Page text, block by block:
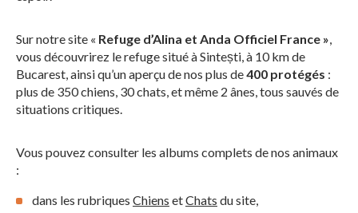
Sur notre site « Refuge d’Alina et Anda Officiel France »,
vous découvrirez le refuge situé à Sintești, à 10 km de
Bucarest, ainsi qu’un aperçu de nos plus de400 protégés :
plus de 350 chiens, 30 chats, et même 2 ânes, tous sauvés de
situations critiques.
Vous pouvez consulter les albums complets de nos animaux
:
dans les rubriques Chiens etChats du site,